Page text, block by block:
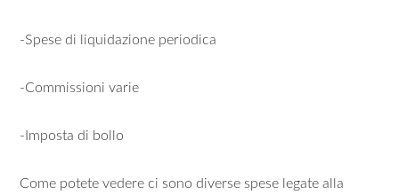
-Spese di liquidazione periodica
-Commissioni varie
-Imposta di bollo
Come potete vedere ci sono diverse spese legate alla